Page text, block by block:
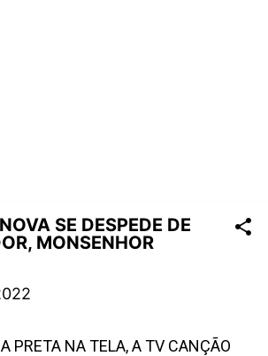
SE DESPEDE DE
MONSENHOR
PRETA NA TELA, A TV CANÇÃO